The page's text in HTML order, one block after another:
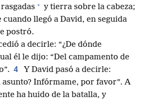
+ y tierra sobre la cabeza;
llegó a David, en seguida
postró.
a decirle: “¿De dónde
él le dijo: “Del campamento de
4
Y David pasó a decirle:
asunto? Infórmame, por favor”. A
ha huido de la batalla, y